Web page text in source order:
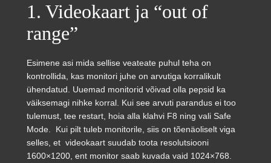
1. Videokaart ja “out of
range”
Esimene asi mida sellise veateate puhul teha on
kontrollida, kas monitori juhe on arvutiga korralikult
ühendatud. Uuemad monitorid võivad olla pepsid ka
väiksemagi nihke korral. Kui see arvuti parandus ei too
tulemust, tee restart, hoia alla klahvi F8 ning vali Safe
Mode. Kui pilt tuleb monitorile, siis on tõenäoliselt viga
selles, et videokaart suudab toota resolutsiooni
1600×1200, ent monitor saab kuvada vaid 1024×768.